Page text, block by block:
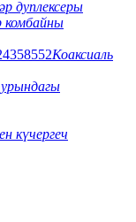
дуплексеры
комбайны
Коаксиаль
күчергеч